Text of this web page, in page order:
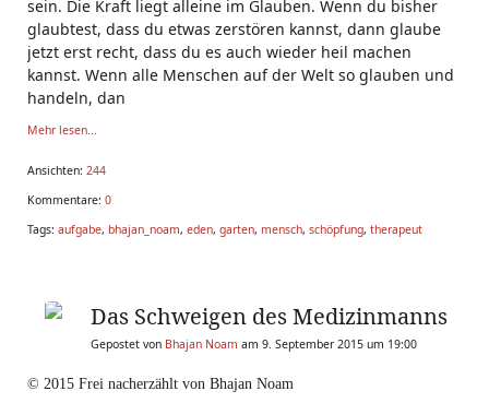
sein. Die Kraft liegt alleine im Glauben. Wenn du bisher
glaubtest, dass du etwas zerstören kannst, dann glaube
jetzt erst recht, dass du es auch wieder heil machen
kannst. Wenn alle Menschen auf der Welt so glauben und
handeln, dan
Mehr lesen...
Ansichten: 244
Kommentare: 0
Tags: aufgabe, bhajan_noam, eden, garten, mensch, schöpfung, therapeut
Das Schweigen des Medizinmanns
Gepostet von Bhajan Noam am 9. September 2015 um 19:00
© 2015 Frei nacherzählt von Bhajan Noam